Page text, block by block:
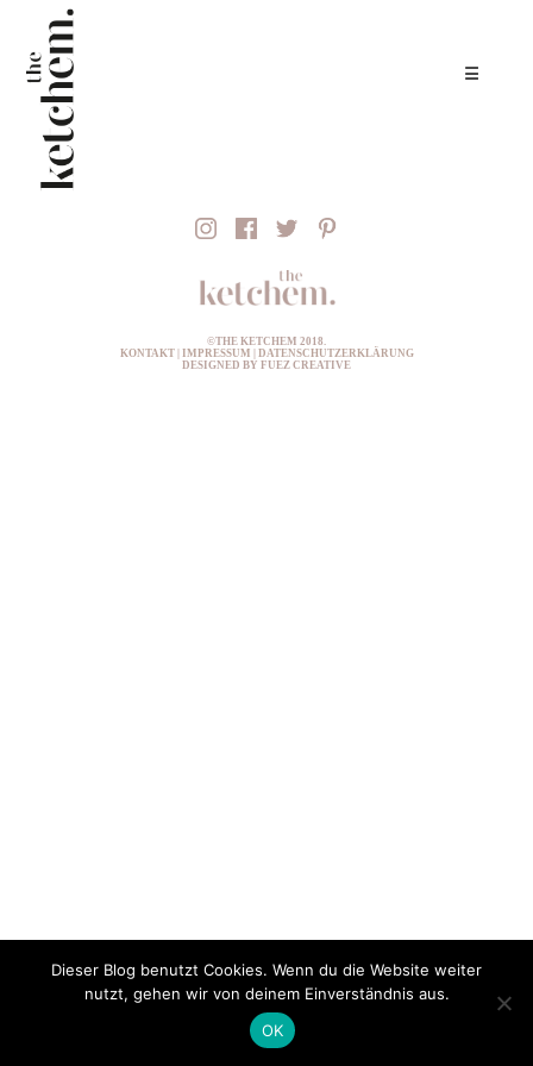
☰
©THE KETCHEM 2018.
KONTAKT| IMPRESSUM
DATENSCHUTZERKLÄRUNG
DESIGNED BY FUEZ CREATIVE
Dieser Blog benutzt Cookies. Wenn du die Website weiter
nutzt, gehen wir von deinem Einverständnis aus.
OK